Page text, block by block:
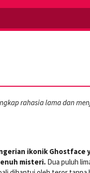
rahasia lama dan
ikonik Ghostface
misteri. Dua puluh